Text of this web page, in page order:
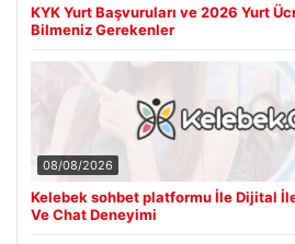
KYK Yurt Başvuruları ve 2026 Yurt
Bilmeniz Gerekenler
08/08/2026
Kelebek sohbet platformu İle Dijital
Ve Chat Deneyimi